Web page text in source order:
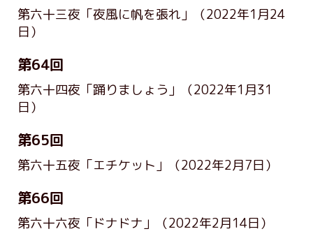
第六十三夜「夜風に帆を張れ」
（2022年1月24
日）
第64回
第六十四夜「踊りましょう」
（2022年1月31
日）
第65回
第六十五夜「エチケット」 （2022年2月7日）
第66回
第六十六夜「ドナドナ」 （2022年2月14日）